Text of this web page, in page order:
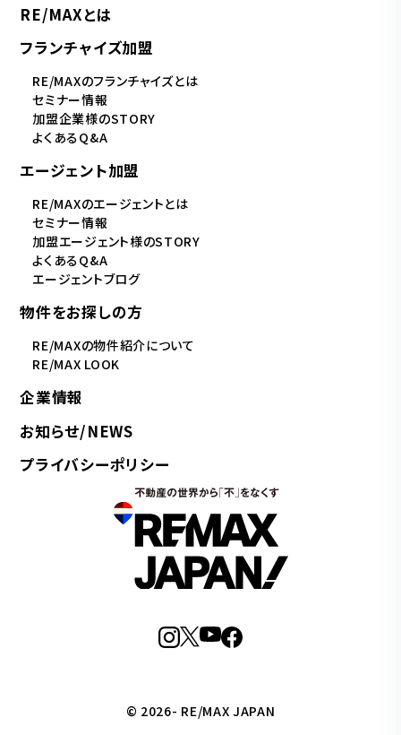
RE/MAXとは
フランチャイズ加盟
RE/MAXのフランチャイズとは
セミナー情報
加盟企業様のSTORY
よくあるQ&A
エージェント加盟
RE/MAXのエージェントとは
セミナー情報
加盟エージェント様のSTORY
よくあるQ&A
エージェントブログ
物件をお探しの方
RE/MAXの物件紹介について
RE/MAX LOOK
企業情報
お知らせ/NEWS
プライバシーポリシー
© 2026- RE/MAX JAPAN